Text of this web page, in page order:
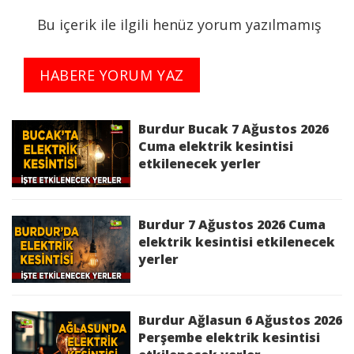
Kesinti Tarihi : 2026-06-15 10:00:00 - 17:00:00
Planlı Kesintiden Etkilenen Cadde / Sokak :
ANTALYA,AKSU,MERKEZ KARAÖZ
Sk.,MERKEZ KARAÖZ Mah. ŞHT.OKTAY GÜNER
Cd,MERKEZ KARAÖZ ŞHT.OKTAY GÜNER,MERKEZ
KAYADİBİ ANTALYA ISPARTA YOLU,MERKEZ
KAYADİBİ Mah. 14004,MERKEZ KAYADİBİ Mah.
MERKEZ Mah.,KARGI KÖYÜ TAŞDİBİ Mah.,KARGI
KÖYÜ ÇOBANLAR Mah.,KARGI Köyü
MERKEZ,KARGI Köyü TAŞDİBİ Mah. bölgelerinde
15/06/2026 10:00:00 - 15/06/2026 17:00:00
Sağlığı ve Güvenliği'ni de gözeterek elektrik
kesintisi yapılacaktır.
Bu içerik ile ilgili henüz yorum yazılmamış
HABERE YORUM YAZ
Burdur Bucak 7 Ağustos 2026
Cuma elektrik kesintisi
etkilenecek yerler
Burdur 7 Ağustos 2026 Cuma
elektrik kesintisi etkilenecek
yerler
Burdur Ağlasun 6 Ağustos 2026
Perşembe elektrik kesintisi